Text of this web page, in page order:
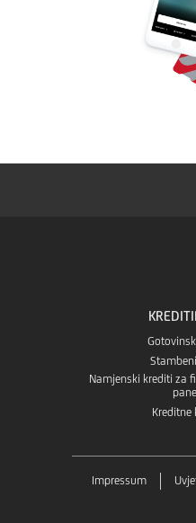
Namjenski krediti za
Kreditne
Impressum